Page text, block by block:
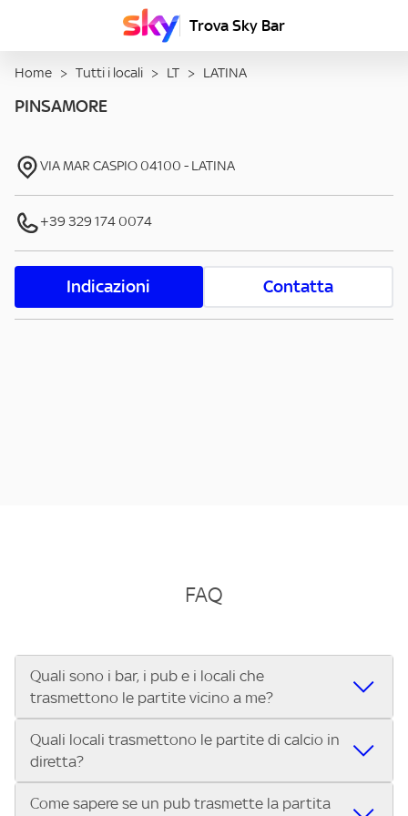
Trova Sky Bar
Home > Tutti i locali > LT > LATINA
PINSAMORE
VIA MAR CASPIO 04100 - LATINA
+39 329 174 0074
Indicazioni Contatta
FAQ
Quali sono i bar, i pub e i locali che
trasmettono le partite vicino a me?
Se cerchi un bar, pub, ristorante o locale vicino a te per
vedere le partite di Serie A ENILIVE, la Serie C Sky Wifi, la
UEFA Champions League, la UEFA Europa League, la UEFA
Conference League, il Tennis, la Formula 1®, la MotoGP™ e
Quali locali trasmettono le partite di calcio in
diretta?
Vuoi sapere quali bar, pub o ristoranti mostrano le partite
Come sapere se un pub trasmette la partita